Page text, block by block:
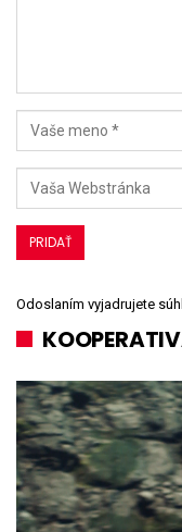
Odoslaním vyjadrujete